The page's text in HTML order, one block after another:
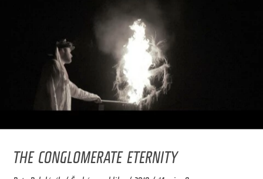
THE CONGLOMERATE ETERNITY